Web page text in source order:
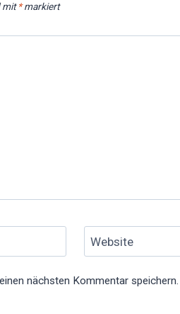
mit*markiert
Website
nächsten Kommentar speichern.